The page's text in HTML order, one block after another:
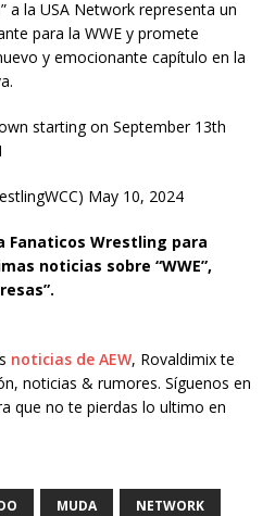
a la USA Network representa un
para la WWE y promete
y emocionante capítulo en la
starting on September 13th
May 10, 2024
Fanaticos Wrestling para
noticias sobre “WWE”,
noticias de AEW, Rovaldimix te
noticias & rumores. Síguenos en
que no te pierdas lo ultimo en
MUDA NETWORK